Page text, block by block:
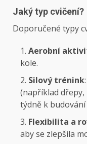
Jaký typ cvičení?
Doporučené typy
Aerobní
kole.
Silový trénink
(například
týdně k budování
Flexibilita a
aby se zlepšila